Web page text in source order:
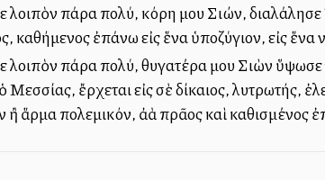
λοιπὸν πάρα πολύ, κόρη μου Σιών, διαλάλησε
καθήμενος ἐπάνω εἰς ἕνα ὑποζύγιον, εἰς
λοιπὸν πάρα πολύ, θυγατέρα μου Σιὼν
Μεσσίας, ἔρχεται εἰς σὲ δίκαιος, λυτρωτής,
ἢ ἅρμα πολεμικόν, ἀλλὰ πρᾶος καὶ καθισμένος